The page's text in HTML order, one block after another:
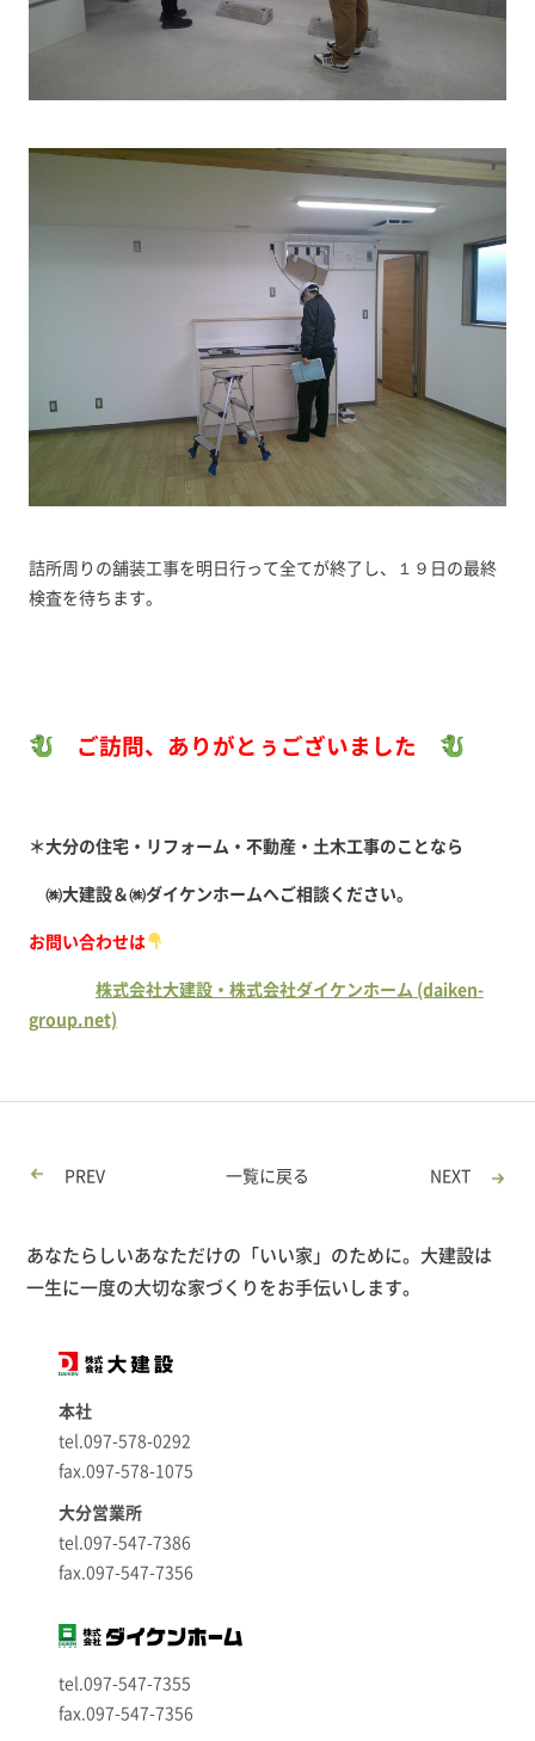
詰所周りの舗装工事を明日行って全てが終了し、１９日の最終
検査を待ちます。
ご訪問、ありがとぅございました
＊大分の住宅・リフォーム・不動産・土木工事のことなら
㈱大建設＆㈱ダイケンホームへご相談ください。
お問い合わせは
株式会社大建設・株式会社ダイケンホーム (daiken-
group.net)
PREV 一覧に戻る NEXT
あなたらしいあなただけの「いい家」のために。大建設は
一生に一度の大切な家づくりをお手伝いします。
本社
tel.097-578-0292
fax.097-578-1075
大分営業所
tel.097-547-7386
fax.097-547-7356
tel.097-547-7355
fax.097-547-7356